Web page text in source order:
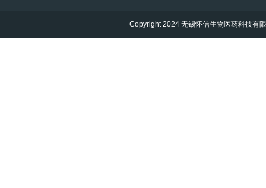
Copyright 2024 无锡怀信生物医药科技